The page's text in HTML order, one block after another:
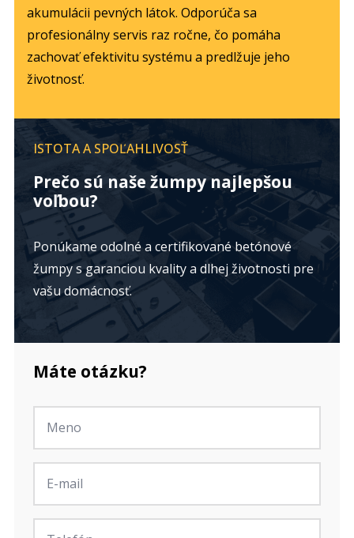
akumulácii pevných látok. Odporúča sa
profesionálny servis raz ročne, čo pomáha
zachovať efektivitu systému a predlžuje jeho
životnosť.
ISTOTA A SPOĽAHLIVOSŤ
Prečo sú naše žumpy najlepšou
voľbou?
Ponúkame odolné a certifikované betónové
žumpy s garanciou kvality a dlhej životnosti pre
vašu domácnosť.
Máte otázku?
Jméno
E-
mail
Telefon